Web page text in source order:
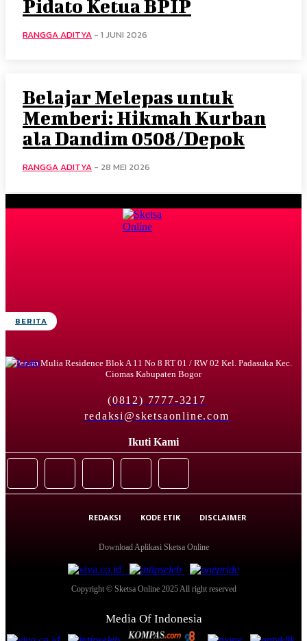
BERITA
Pidato Ketua BPIP
RANGGA ADITYA - 1 JUNI 2026
Belajar Melepas untuk
Memberi: Hikmah Kurban
ala Dandim 0508/Depok
RANGGA ADITYA - 28 MEI 2026
Perum Mulia Residence Blok A 11 No 8 RT 01 / RW 02 Kel. Padasuka Kec.
Ciomas Kabupaten Bogor
(0812) 7777-3217
redaksi@sketsaonline.com
Ikuti Kami
REDAKSI KODE ETIK DISCLAIMER
Download Aplikasi Sketsa Online
Copyright © Sketsa Online 2025 All right reserved
Media Of Indonesia